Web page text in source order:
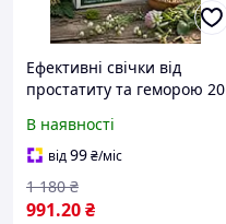
Ефективні свічки від
простатиту та геморою 20
В наявності
від99₴/міс
991.20₴
1 180 ₴